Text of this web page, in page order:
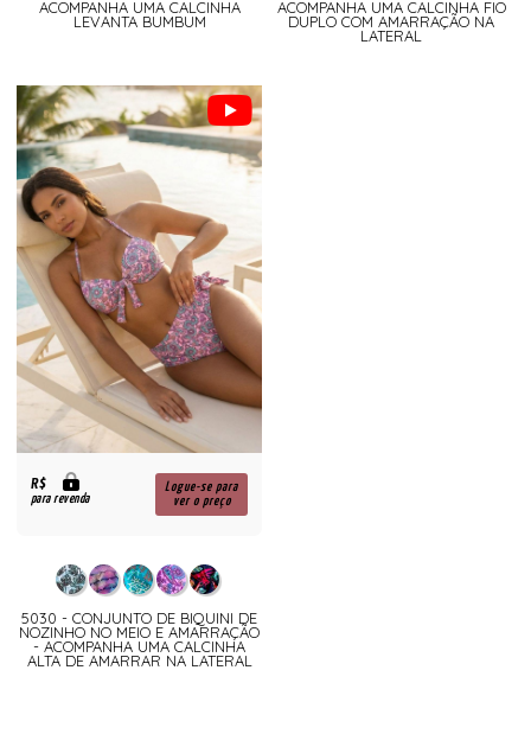
ACOMPANHA UMA CALCINHA
LEVANTA BUMBUM
ACOMPANHA UMA CALCINHA FIO
DUPLO COM AMARRAÇÃO NA
LATERAL
R$
para revenda
Logue-se para
ver o preço
5030 - CONJUNTO DE BIQUINI DE
NOZINHO NO MEIO E AMARRAÇÃO
- ACOMPANHA UMA CALCINHA
ALTA DE AMARRAR NA LATERAL